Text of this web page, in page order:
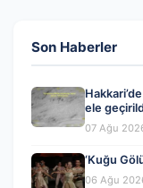
Son Haberler
ele
07 Ağu
‘Kuğu
06 Ağu